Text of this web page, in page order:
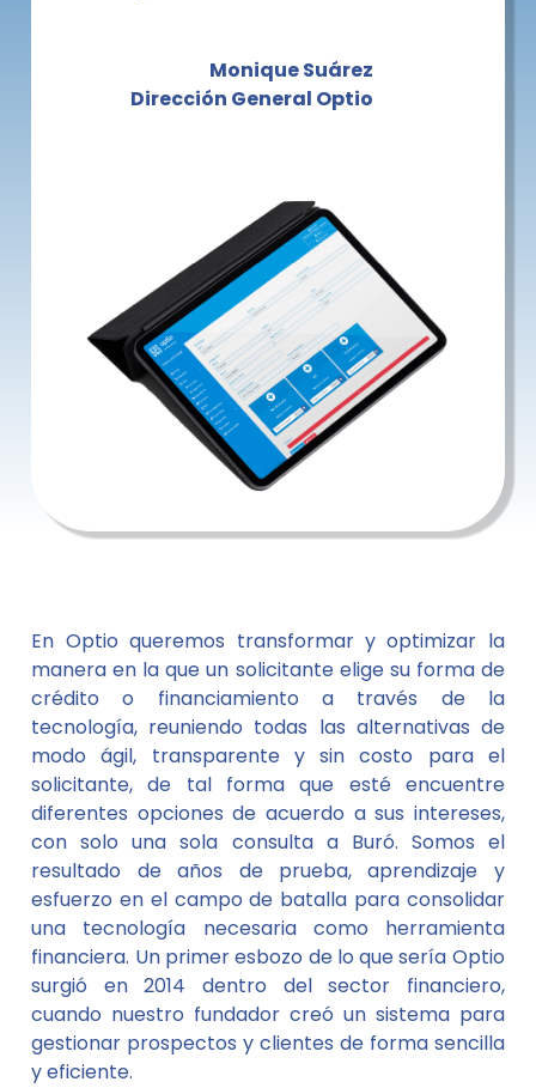
Monique Suárez
Dirección General Optio
En Optio queremos transformar y optimizar la
manera en la que un solicitante elige su forma de
crédito o financiamiento a través de la
tecnología, reuniendo todas las alternativas de
modo ágil, transparente y sin costo para el
solicitante, de tal forma que esté encuentre
diferentes opciones de acuerdo a sus intereses,
con solo una sola consulta a Buró. Somos el
resultado de años de prueba, aprendizaje y
esfuerzo en el campo de batalla para consolidar
una tecnología necesaria como herramienta
financiera. Un primer esbozo de lo que sería Optio
surgió en 2014 dentro del sector financiero,
cuando nuestro fundador creó un sistema para
gestionar prospectos y clientes de forma sencilla
y eficiente.